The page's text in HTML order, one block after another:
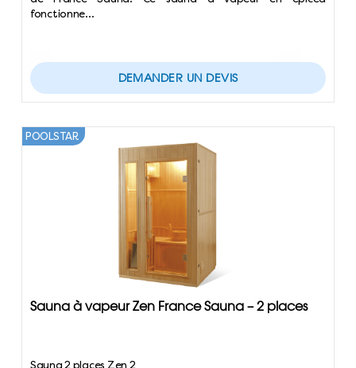
fonctionne…
DEMANDER UN DEVIS
Sauna à vapeur Zen France Sauna – 2 places
POOLSTAR
Sauna 2 places Zen 2